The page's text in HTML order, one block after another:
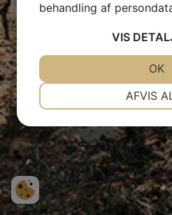
behandling af
VIS
MARKETING
AFVIS
OK